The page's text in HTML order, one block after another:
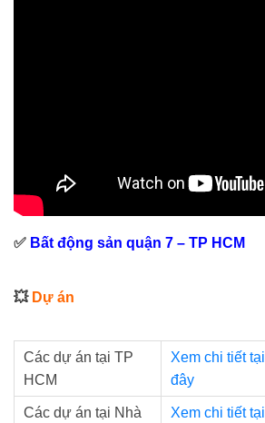
✅ Bất động sản quận 7 – TP HCM
💥Dự án
Các dự án tại TP
HCM
Xem chi tiết tại
đây
Các dự án tại Nhà Xem chi tiết tại